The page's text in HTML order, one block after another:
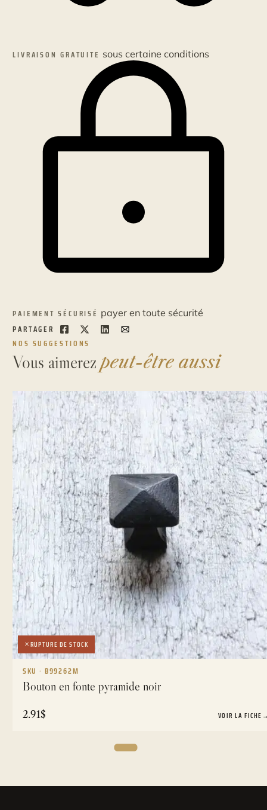
LIVRAISON GRATUITE sous certaine conditions
PAIEMENT SÉCURISÉ payer en toute sécurité
PARTAGER
NOS SUGGESTIONS
Vous aimerezpeut-être aussi
RUPTURE DE STOCK
SKU · B99262M
Bouton en fonte pyramide noir
2.91$ VOIR LA FICHE